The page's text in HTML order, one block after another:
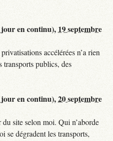
en continu), 19 septembre
accélérées n’a rien
transports publics, des
jour en continu),20 septembre
du site selon moi. Qui n’aborde
se dégradent les transports,